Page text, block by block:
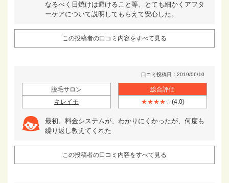
なるべく日焼けは避けること等、とても細かくアフタ
ーケアについて説明してもらえて安心した。
この投稿者の口コミ内容をすべて見る
口コミ投稿日：2019/06/10
脱毛サロン
キレイモ
総合評価
★★★★☆(4.0)
最初、料金システムが、わかりにくかったが、何度も
繰り返し教えてくれた
この投稿者の口コミ内容をすべて見る